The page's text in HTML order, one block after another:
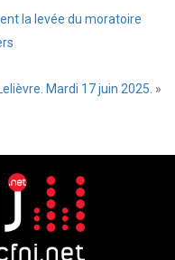
la levée du moratoire
Mardi 17 juin 2025. »